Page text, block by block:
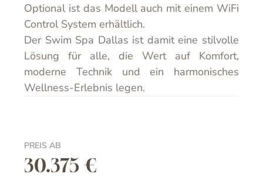
Optional ist das Modell auch mit einem WiFi
Control System erhältlich.
Der Swim Spa Dallas ist damit eine stilvolle
Lösung für alle, die Wert auf Komfort,
moderne Technik und ein harmonisches
Wellness-Erlebnis legen.
PREIS AB
30.375 €